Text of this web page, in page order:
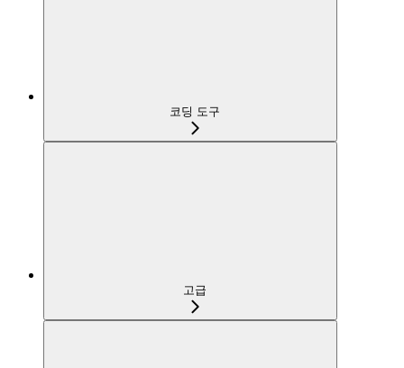
코딩 도구
고급